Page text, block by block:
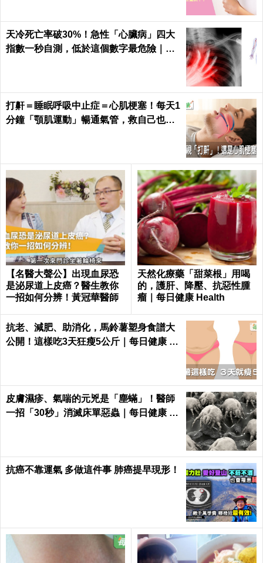
天冷死亡率破30%！急性「心臟病」四大
指數一秒自測，低於這個數字最危險｜每
打鼾＝睡眠呼吸中止症＝心肌梗塞！每天1
分鐘「顎肌運動」暢通氣管，救自己也救
【名醫大聲公】出現血尿恐
是泌尿道上皮癌？醫生教你
一招如何分辨！黃冠華醫師
天然化療藥「甜菜根」用喝
的，護肝、降壓、抗惡性腫
瘤｜每日健康 Health
抗老、減肥、助消化，馬鈴薯塑身食譜大
公開！這樣吃3天狂瘦5公斤｜每日健康 H
皮膚濕疹、氣喘的元兇是「塵蟎」！醫師
一招「30秒」消滅床單惡蟲｜每日健康 H
抗癌不靠運氣 多做這件事 肺癌提早現形！